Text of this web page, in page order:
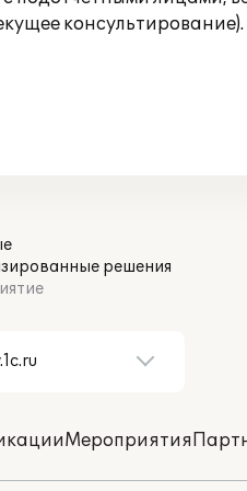
консультирование).
решения
Мероприятия